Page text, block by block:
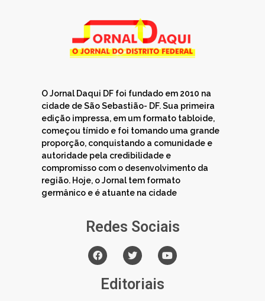
O Jornal Daqui DF foi fundado em 2010 na
cidade de São Sebastião- DF. Sua primeira
edição impressa, em um formato tabloide,
começou tímido e foi tomando uma grande
proporção, conquistando a comunidade e
autoridade pela credibilidade e
compromisso com o desenvolvimento da
região. Hoje, o Jornal tem formato
germânico e é atuante na cidade
Redes Sociais
Editoriais